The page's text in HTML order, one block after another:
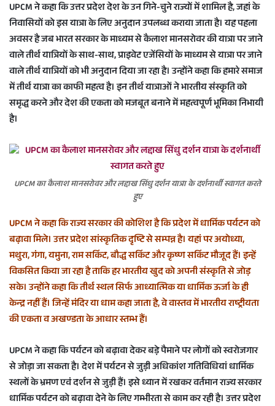
UPCM ने कहा कि उत्तर प्रदेश देश के उन गिने-चुने राज्यों में शामिल है, जहां के
निवासियों को इस यात्रा के लिए अनुदान उपलब्ध कराया जाता है। यह पहला
अवसर है जब भारत सरकार के माध्यम से कैलाश मानसरोवर की यात्रा पर जाने
वाले तीर्थ यात्रियों के साथ-साथ, प्राइवेट एजेंसियों के माध्यम से यात्रा पर जाने
वाले तीर्थ यात्रियों को भी अनुदान दिया जा रहा है। उन्होंने कहा कि हमारे समाज
में तीर्थ यात्रा का काफी महत्व है। इन तीर्थ यात्राओं ने भारतीय संस्कृति को
समृद्ध करने और देश की एकता को मजबूत बनाने में महत्वपूर्ण भूमिका निभायी
है।
UPCM का कैलाश मानसरोवर और लद्दाख सिंधु दर्शन यात्रा के दर्शनार्थी स्वागत करते
हुए
UPCM ने कहा कि राज्य सरकार की कोशिश है कि प्रदेश में धार्मिक पर्यटन को
बढ़ावा मिले। उत्तर प्रदेश सांस्कृतिक दृष्टि से सम्पन्न है। यहां पर अयोध्या,
मथुरा, गंगा, यमुना, राम सर्किट, बौद्ध सर्किट और कृष्ण सर्किट मौजूद हैं। इन्हें
विकसित किया जा रहा है ताकि हर भारतीय खुद को अपनी संस्कृति से जोड़
सके। उन्होंने कहा कि तीर्थ स्थल सिर्फ आध्यात्मिक या धार्मिक ऊर्जा के ही
केन्द्र नहीं हैं। जिन्हें मंदिर या धाम कहा जाता है, वे वास्तव में भारतीय राष्ट्रीयता
की एकता व अखण्डता के आधार स्तम्भ हैं।
UPCM ने कहा कि पर्यटन को बढ़ावा देकर बड़े पैमाने पर लोगों को स्वरोजगार
से जोड़ा जा सकता है। देश में पर्यटन से जुड़ी अधिकांश गतिविधियां धार्मिक
स्थलों के भ्रमण एवं दर्शन से जुड़ी हैं। इसे ध्यान में रखकर वर्तमान राज्य सरकार
धार्मिक पर्यटन को बढ़ावा देने के लिए गम्भीरता से काम कर रही है। उत्तर प्रदेश